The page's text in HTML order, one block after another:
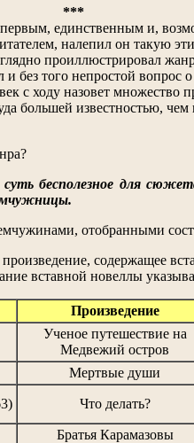
***
единственным и,
налепил он такую
проиллюстрировал
без того непростой вопрос
с ходу назовет множество
большей известностью,
суть бесполезное для
отобранными
содержащее
вставной новеллы
Произведение
Ученое путешествие на
Медвежий остров
Мертвые души
Что делать?
Братья Карамазовы